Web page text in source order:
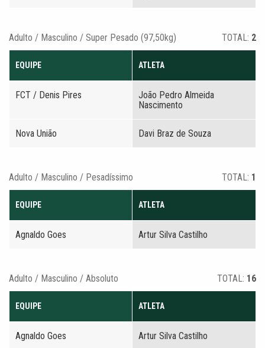
Adulto / Masculino / Super Pesado (97,50kg) TOTAL: 2
EQUIPE ATLETA
FCT / Denis Pires
João Pedro Almeida
Nascimento
Nova União Davi Braz de Souza
Adulto / Masculino / Pesadíssimo TOTAL: 1
EQUIPE ATLETA
Agnaldo Goes Artur Silva Castilho
Adulto / Masculino / Absoluto TOTAL: 16
EQUIPE ATLETA
Agnaldo Goes Artur Silva Castilho